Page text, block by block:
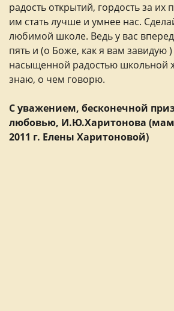
радость открытий, гордость за их
им стать лучше и умнее нас.
любимой школе. Ведь у вас
пять и (о Боже, как я вам завидую )
насыщенной радостью школьной
знаю, о чем говорю.
С уважением, бесконечной
любовью, И.Ю.Харитонова
2011 г. Елены Харитоновой)